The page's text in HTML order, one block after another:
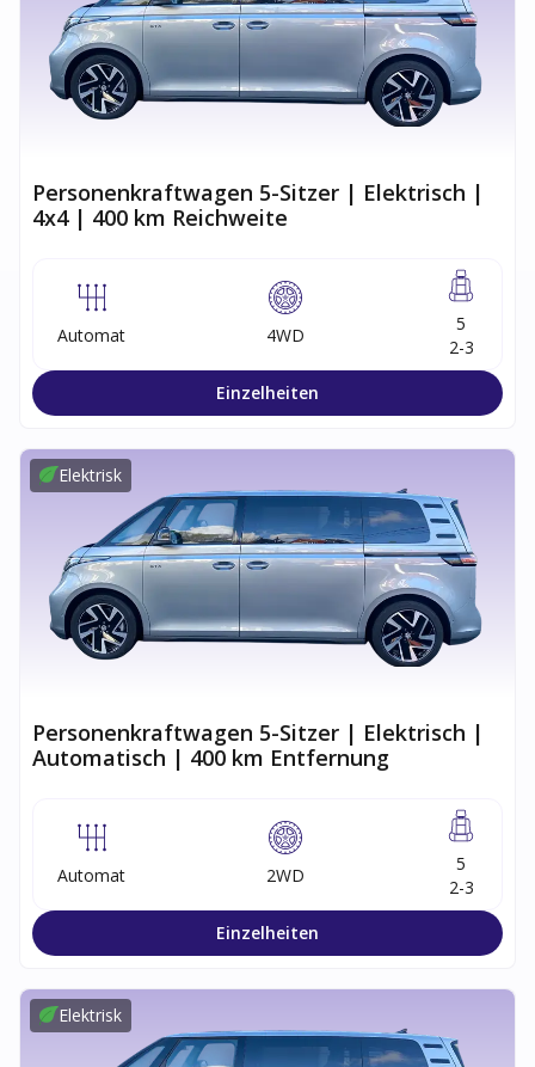
Personenkraftwagen 5-Sitzer | Elektrisch |
4x4 | 400 km Reichweite
Automat 4WD
5
2-3
Einzelheiten
Elektrisk
Personenkraftwagen 5-Sitzer | Elektrisch |
Automatisch | 400 km Entfernung
Automat 2WD
5
2-3
Einzelheiten
Elektrisk